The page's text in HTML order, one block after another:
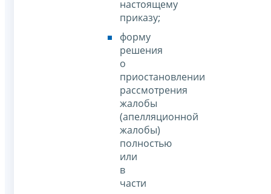
настоящему
приказу;
форму
решения
о
приостановлении
рассмотрения
жалобы
(апелляционной
жалобы)
полностью
или
в
части